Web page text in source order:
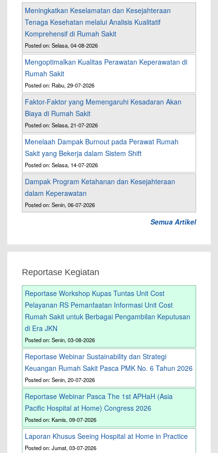
Meningkatkan Keselamatan dan Kesejahteraan
Tenaga Kesehatan melalui Analisis Kualitatif
Komprehensif di Rumah Sakit
Posted on: Selasa, 04-08-2026
Mengoptimalkan Kualitas Perawatan Keperawatan di
Rumah Sakit
Posted on: Rabu, 29-07-2026
Faktor-Faktor yang Memengaruhi Kesadaran Akan
Biaya di Rumah Sakit
Posted on: Selasa, 21-07-2026
Menelaah Dampak Burnout pada Perawat Rumah
Sakit yang Bekerja dalam Sistem Shift
Posted on: Selasa, 14-07-2026
Dampak Program Ketahanan dan Kesejahteraan
dalam Keperawatan
Posted on: Senin, 06-07-2026
Semua Artikel
Reportase Kegiatan
Reportase Workshop Kupas Tuntas Unit Cost
Pelayanan RS Pemanfaatan Informasi Unit Cost
Rumah Sakit untuk Berbagai Pengambilan Keputusan
di Era JKN
Posted on: Senin, 03-08-2026
Reportase Webinar Sustainability dan Strategi
Keuangan Rumah Sakit Pasca PMK No. 6 Tahun 2026
Posted on: Senin, 20-07-2026
Reportase Webinar Pasca The 1st APHaH (Asia
Pacific Hospital at Home) Congress 2026
Posted on: Kamis, 09-07-2026
Laporan Khusus Seeing Hospital at Home in Practice
Posted on: Jumat, 03-07-2026